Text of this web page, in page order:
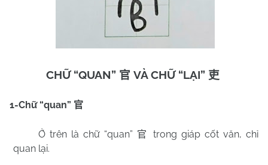
CHỮ “QUAN” 官 VÀ CHỮ “LẠI” 吏
1-Chữ “quan” 官
Ở trên là chữ “quan” 官
trong giáp cốt văn, chỉ
quan lại.